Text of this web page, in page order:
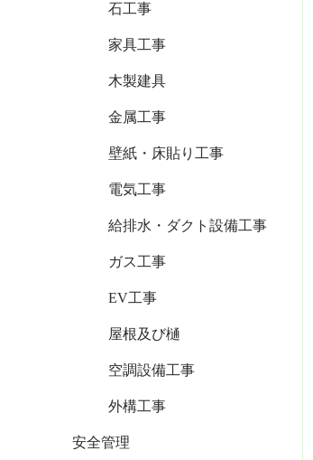
石工事
家具工事
木製建具
金属工事
壁紙・床貼り工事
電気工事
給排水・ダクト設備工事
ガス工事
EV工事
屋根及び樋
空調設備工事
外構工事
安全管理